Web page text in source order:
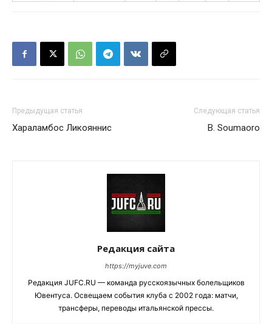
Предыдущая статья
Хараламбос Ликояннис
Следующая статья
B. Soumaoro
Редакция сайта
https://myjuve.com
Редакция JUFC.RU — команда русскоязычных болельщиков
Ювентуса. Освещаем события клуба с 2002 года: матчи,
трансферы, переводы итальянской прессы.